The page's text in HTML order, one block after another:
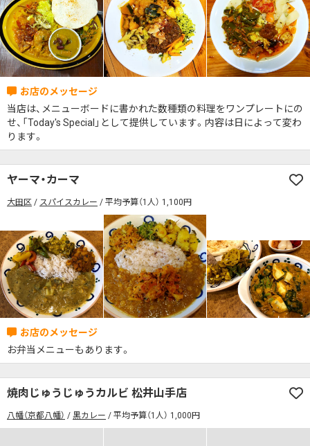
当店は、メニューボードに書かれた数種類の料理をワンプレートにの
せ、「Today's Special」として提供しています。内容は日によって変わ
ります。
ヤーマ・カーマ
大田区 スパイスカレー 平均予算（1人） 1,100円
お弁当メニューもあります。
焼肉じゅうじゅうカルビ 松井山手店
八幡（京都八幡） 黒カレー 平均予算（1人） 1,000円